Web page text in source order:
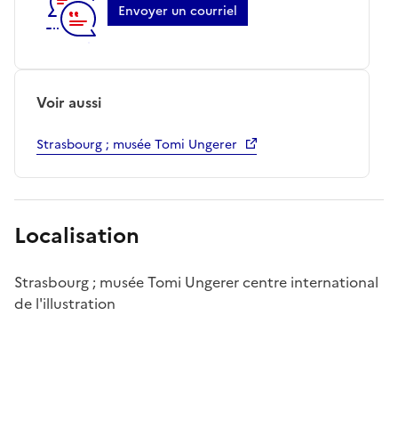
Envoyer un courriel
Voir aussi
Strasbourg ; musée Tomi Ungerer
Localisation
Strasbourg ; musée Tomi Ungerer centre international
de l'illustration